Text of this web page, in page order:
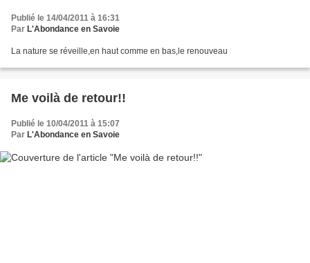
Publié le 14/04/2011 à 16:31
Par L'Abondance en Savoie
La nature se réveille,en haut comme en bas,le renouveau
Me voilà de retour!!
Publié le 10/04/2011 à 15:07
Par L'Abondance en Savoie